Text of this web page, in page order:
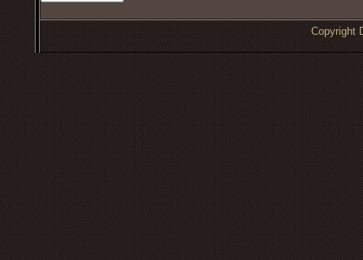
Copyright